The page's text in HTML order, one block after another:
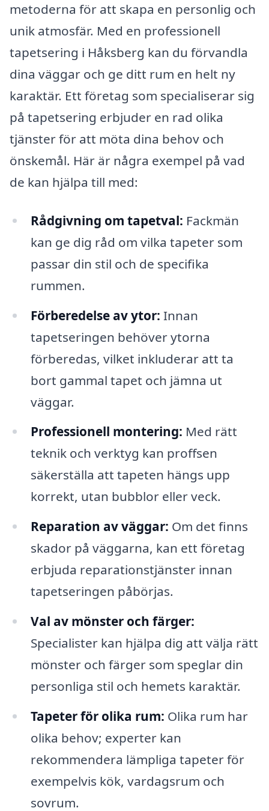
metoderna för att skapa en personlig och
unik atmosfär. Med en professionell
tapetsering i Håksberg kan du förvandla
dina väggar och ge ditt rum en helt ny
karaktär. Ett företag som specialiserar sig
på tapetsering erbjuder en rad olika
tjänster för att möta dina behov och
önskemål. Här är några exempel på vad
de kan hjälpa till med:
Rådgivning om tapetval: Fackmän
kan ge dig råd om vilka tapeter som
passar din stil och de specifika
rummen.
Förberedelse av ytor: Innan
tapetseringen behöver ytorna
förberedas, vilket inkluderar att ta
bort gammal tapet och jämna ut
väggar.
Professionell montering: Med rätt
teknik och verktyg kan proffsen
säkerställa att tapeten hängs upp
korrekt, utan bubblor eller veck.
Reparation av väggar: Om det finns
skador på väggarna, kan ett företag
erbjuda reparationstjänster innan
tapetseringen påbörjas.
Val av mönster och färger:
Specialister kan hjälpa dig att välja rätt
mönster och färger som speglar din
personliga stil och hemets karaktär.
Tapeter för olika rum: Olika rum har
olika behov; experter kan
rekommendera lämpliga tapeter för
exempelvis kök, vardagsrum och
sovrum.